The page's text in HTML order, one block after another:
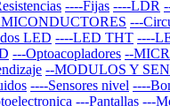
----Fijas ----LDR
---
LED ----LED THT ----
---Optoacopladores --
--MODULOS Y
----Sensores nivel ----
---Pantallas ---